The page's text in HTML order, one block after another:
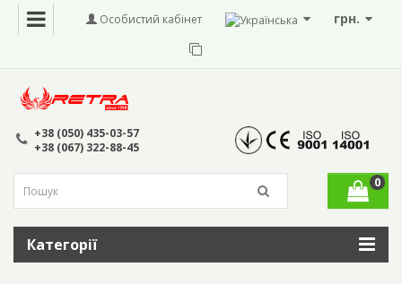
грн.
Особистий кабінет
+38 (050) 435-03-57
+38 (067) 322-88-45
0
Категорії